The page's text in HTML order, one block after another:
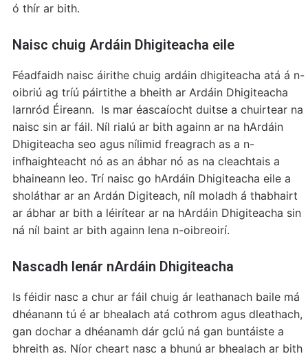
ó thír ar bith.
Naisc chuig Ardáin Dhigiteacha eile
Féadfaidh naisc áirithe chuig ardáin dhigiteacha atá á n-
oibriú ag tríú páirtithe a bheith ar Ardáin Dhigiteacha
Iarnród Éireann. Is mar éascaíocht duitse a chuirtear na
naisc sin ar fáil. Níl rialú ar bith againn ar na hArdáin
Dhigiteacha seo agus nílimid freagrach as a n-
infhaighteacht nó as an ábhar nó as na cleachtais a
bhaineann leo. Trí naisc go hArdáin Dhigiteacha eile a
sholáthar ar an Ardán Digiteach, níl moladh á thabhairt
ar ábhar ar bith a léirítear ar na hArdáin Dhigiteacha sin
ná níl baint ar bith againn lena n-oibreoirí.
Nascadh lenár nArdáin Dhigiteacha
Is féidir nasc a chur ar fáil chuig ár leathanach baile má
dhéanann tú é ar bhealach atá cothrom agus dleathach,
gan dochar a dhéanamh dár gclú ná gan buntáiste a
bhreith as. Níor cheart nasc a bhunú ar bhealach ar bith